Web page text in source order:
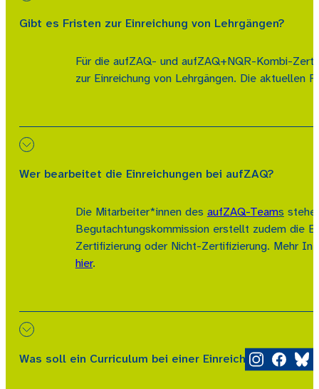
Gibt es Fristen zur Einreichung von Lehrgängen?
Für die aufZAQ- und aufZAQ+NQR-Kombi-
zur Einreichung von Lehrgängen. Die aktuellen
Wer bearbeitet die Einreichungen bei aufZAQ?
Die Mitarbeiter*innen des aufZAQ-Teams
Begutachtungskommission erstellt zudem die
Zertifizierung oder Nicht-Zertifizierung. Mehr
hier.
Was soll ein Curriculum bei einer Einreichung